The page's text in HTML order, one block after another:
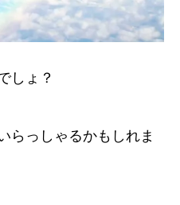
しょ？
らっしゃるかもしれま